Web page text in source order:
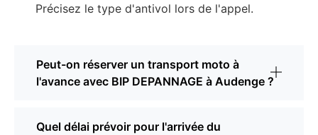
Précisez le type d'antivol lors de l'appel.
Peut-on réserver un transport moto à
l'avance avec BIP DEPANNAGE à Audenge ?
Quel délai prévoir pour l'arrivée du